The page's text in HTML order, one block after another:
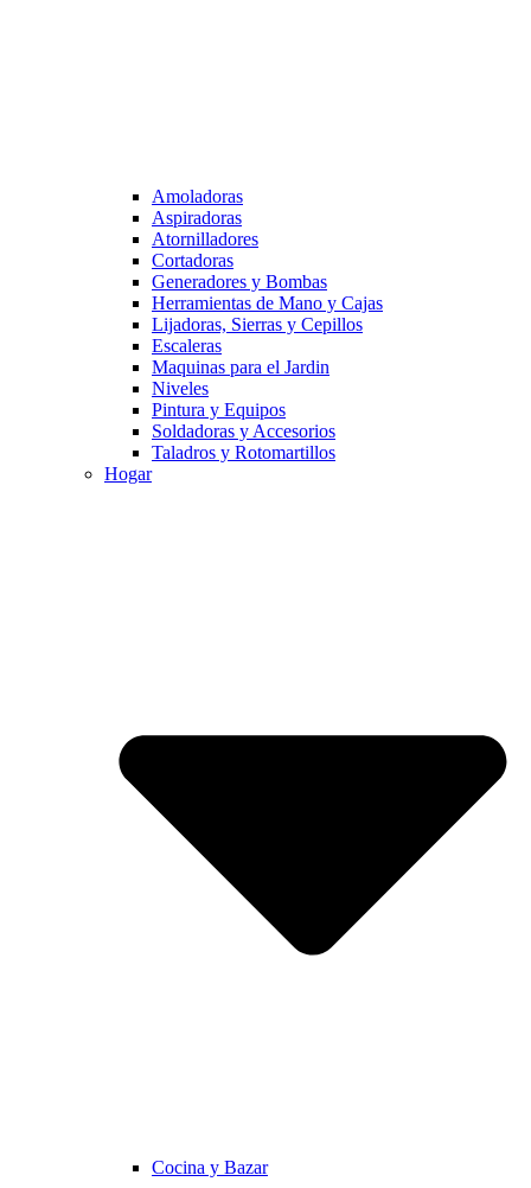
Amoladoras
Aspiradoras
Atornilladores
Cortadoras
Generadores y Bombas
Herramientas de Mano y Cajas
Lijadoras, Sierras y Cepillos
Escaleras
Maquinas para el Jardin
Niveles
Pintura y Equipos
Soldadoras y Accesorios
Taladros y Rotomartillos
Hogar
Cocina y Bazar